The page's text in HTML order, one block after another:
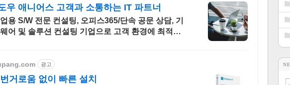
우 애니어스 고객과 소통하는 IT 파트너
용 S/W 전문 컨설팅, 오피스365/단속 공문 상담, 기
어 및 솔루션 컨설팅 기업으로 고객 환경에 최적화
광고
거로움 없이 빠른 설치